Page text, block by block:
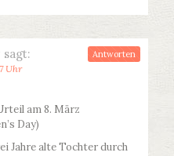
sagt:
Uhr
am 8. März
Day)
Jahre alte Tochter durch
Antworten